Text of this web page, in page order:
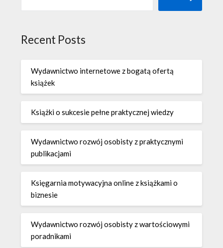
Recent Posts
Wydawnictwo internetowe z bogatą ofertą
książek
Książki o sukcesie pełne praktycznej wiedzy
Wydawnictwo rozwój osobisty z praktycznymi
publikacjami
Księgarnia motywacyjna online z książkami o
biznesie
Wydawnictwo rozwój osobisty z wartościowymi
poradnikami